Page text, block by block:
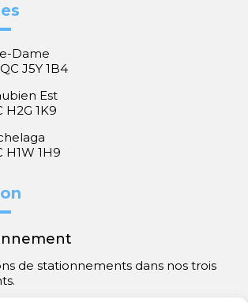
Dame
J5Y 1B4
Est
H2G 1K9
H1W 1H9
de stationnements dans nos trois